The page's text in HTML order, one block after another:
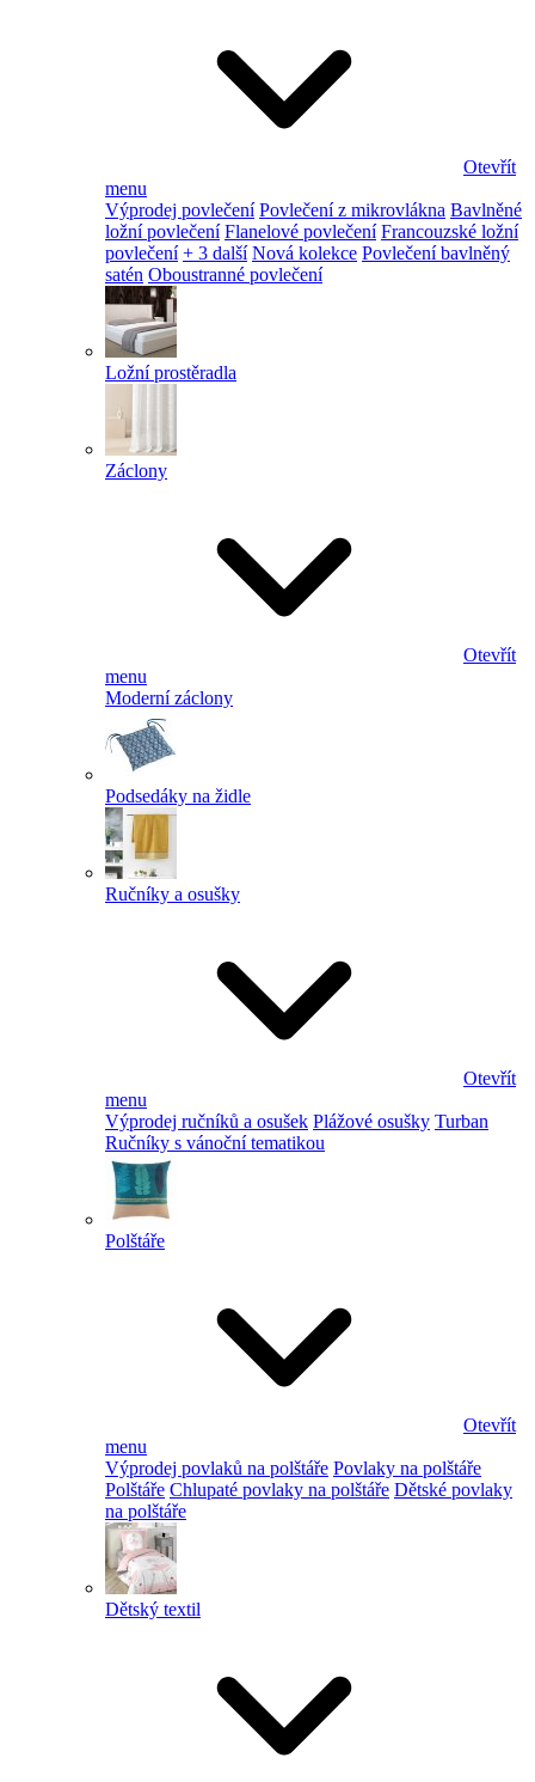
Otevřít
menu
Výprodej povlečení Povlečení z mikrovlákna Bavlněné
ložní povlečení Flanelové povlečení Francouzské ložní
povlečení + 3 další Nová kolekce Povlečení bavlněný
satén Oboustranné povlečení
Ložní prostěradla
Záclony
Otevřít
menu
Moderní záclony
Podsedáky na židle
Ručníky a osušky
Otevřít
menu
Výprodej ručníků a osušek Plážové osušky Turban
Ručníky s vánoční tematikou
Polštáře
Otevřít
menu
Výprodej povlaků na polštáře Povlaky na polštáře
Polštáře Chlupaté povlaky na polštáře Dětské povlaky
na polštáře
Dětský textil